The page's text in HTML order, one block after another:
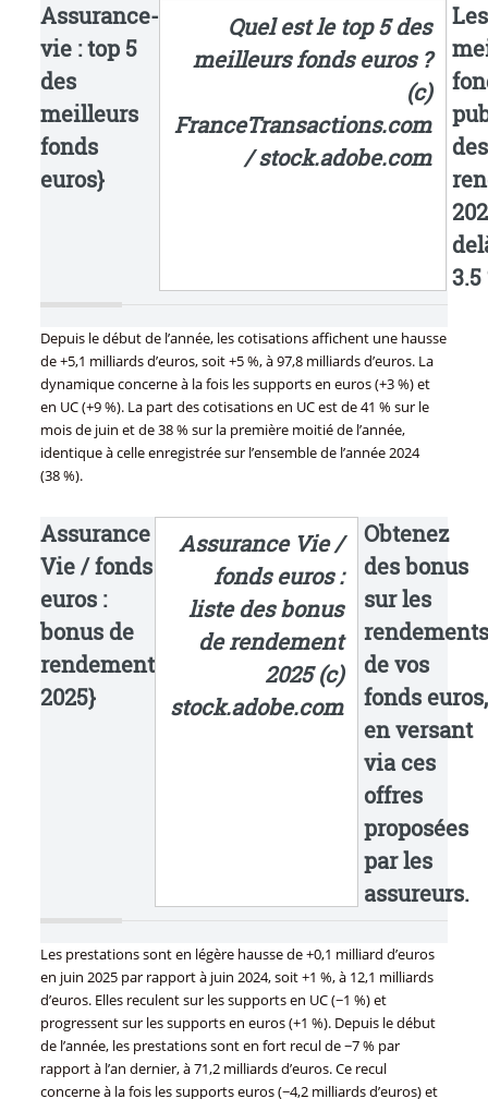
Assurance-
vie : top 5
des
meilleurs
fonds
euros}
Quel est le top 5 des
meilleurs fonds euros ?
(c)
FranceTransactions.com
/ stock.adobe.com
Les
des
3.5
Depuis le début de l’année, les cotisations affichent une hausse
de +5,1 milliards d’euros, soit +5 %, à 97,8 milliards d’euros. La
dynamique concerne à la fois les supports en euros (+3 %) et
en UC (+9 %). La part des cotisations en UC est de 41 % sur le
mois de juin et de 38 % sur la première moitié de l’année,
identique à celle enregistrée sur l’ensemble de l’année 2024
(38 %).
Assurance
Vie / fonds
euros :
bonus de
rendement
2025}
Assurance Vie /
fonds euros :
liste des bonus
de rendement
2025 (c)
stock.adobe.com
Obtenez
des bonus
sur les
rendements
de vos
fonds euros,
en versant
via ces
offres
proposées
par les
assureurs.
Les prestations sont en légère hausse de +0,1 milliard d’euros
en juin 2025 par rapport à juin 2024, soit +1 %, à 12,1 milliards
d’euros. Elles reculent sur les supports en UC (−1 %) et
progressent sur les supports en euros (+1 %). Depuis le début
de l’année, les prestations sont en fort recul de −7 % par
rapport à l’an dernier, à 71,2 milliards d’euros. Ce recul
concerne à la fois les supports euros (−4,2 milliards d’euros) et